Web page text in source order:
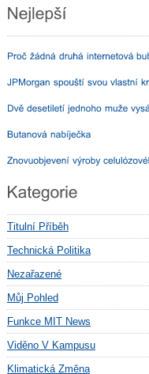
Titulní Příběh
Technická Politika
Nezařazené
Můj Pohled
Funkce MIT News
Viděno V Kampusu
Klimatická Změna